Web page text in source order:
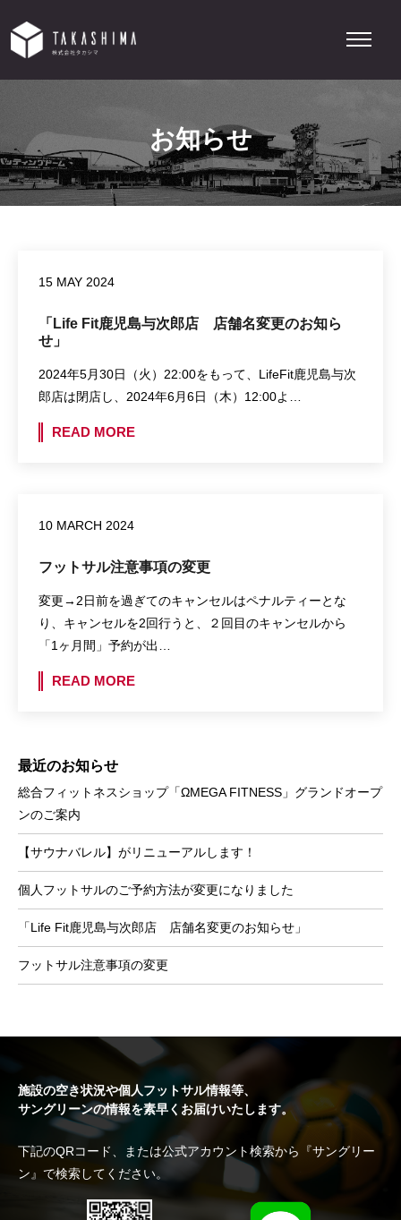
お知らせ
15 MAY 2024
「Life Fit鹿児島与次郎店 店舗名変更のお知ら
せ」
2024年5月30日（火）22:00をもって、LifeFit鹿児島与次
郎店は閉店し、2024年6月6日（木）12:00よ…
READ MORE
10 MARCH 2024
フットサル注意事項の変更
変更→2日前を過ぎてのキャンセルはペナルティーとな
り、キャンセルを2回行うと、２回目のキャンセルから
「1ヶ月間」予約が出…
READ MORE
最近のお知らせ
総合フィットネスショップ「ΩMEGA FITNESS」グランドオープ
ンのご案内
【サウナバレル】がリニューアルします！
個人フットサルのご予約方法が変更になりました
「Life Fit鹿児島与次郎店 店舗名変更のお知らせ」
フットサル注意事項の変更
施設の空き状況や個人フットサル情報等、
サングリーンの情報を素早くお届けいたします。
下記のQRコード、または公式アカウント検索から『サングリー
ン』で検索してください。